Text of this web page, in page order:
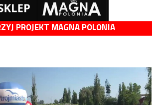
PROJEKT MAGNA POLONIA